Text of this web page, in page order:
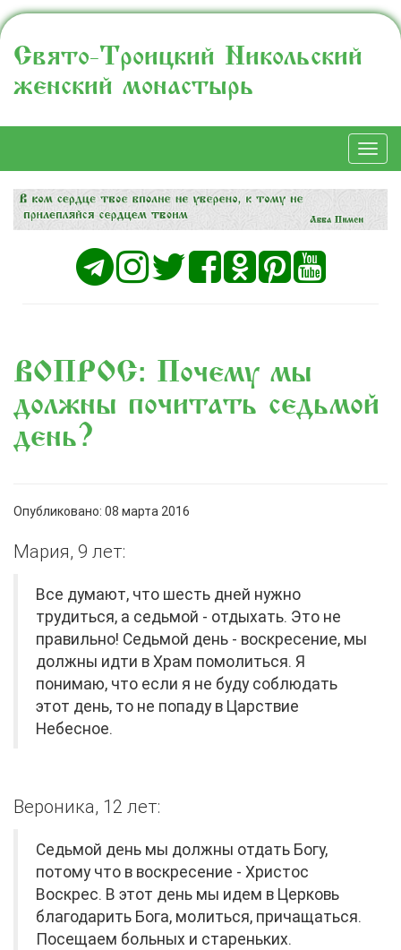
Свято-Троицкий Никольский
женский монастырь
ВОПРОС: Почему мы
должны почитать седьмой
день?
Опубликовано: 08 марта 2016
Мария, 9 лет:
Все думают, что шесть дней нужно
трудиться, а седьмой - отдыхать. Это не
правильно! Седьмой день - воскресение, мы
должны идти в Храм помолиться. Я
понимаю, что если я не буду соблюдать
этот день, то не попаду в Царствие
Небесное.
Вероника, 12 лет:
Седьмой день мы должны отдать Богу,
потому что в воскресение - Христос
Воскрес. В этот день мы идем в Церковь
благодарить Бога, молиться, причащаться.
Посещаем больных и стареньких.